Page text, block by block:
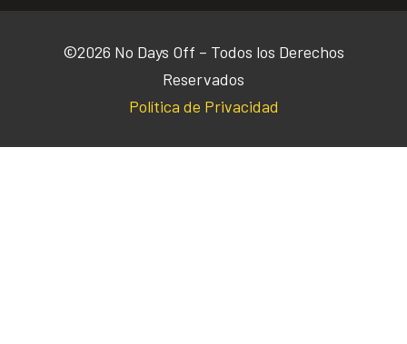
©2026 No Days Off – Todos los Derechos
Reservados
Política de Privacidad